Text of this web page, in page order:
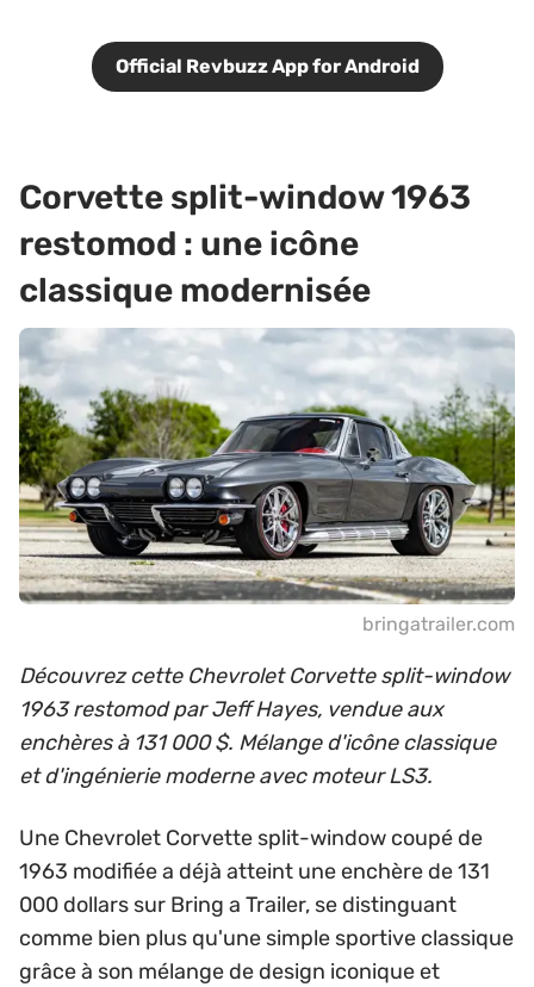
Official Revbuzz App for Android
Corvette split-window 1963
restomod : une icône
classique modernisée
bringatrailer.com
Découvrez cette Chevrolet Corvette split-window
1963 restomod par Jeff Hayes, vendue aux
enchères à 131 000 $. Mélange d'icône classique
et d'ingénierie moderne avec moteur LS3.
Une Chevrolet Corvette split-window coupé de
1963 modifiée a déjà atteint une enchère de 131
000 dollars sur Bring a Trailer, se distinguant
comme bien plus qu'une simple sportive classique
grâce à son mélange de design iconique et